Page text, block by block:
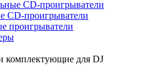
CD-проигрыватели
CD-проигрыватели
проигрыватели
комплектующие для DJ